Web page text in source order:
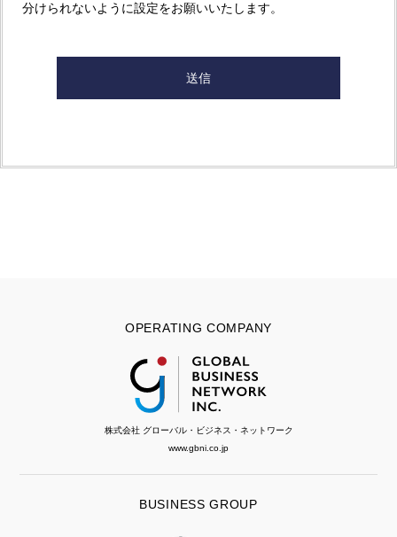
分けられないように設定をお願いいたします。
OPERATING COMPANY
株式会社 グローバル・ビジネス・ネットワーク
www.gbni.co.jp
BUSINESS GROUP